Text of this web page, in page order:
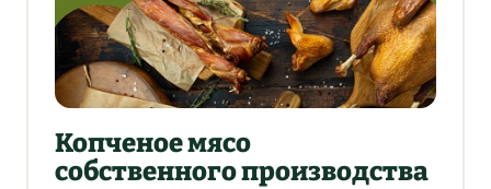
Копченое мясо
собственного производства